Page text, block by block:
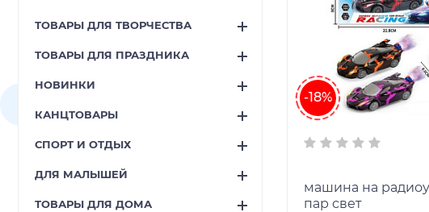
ТОВАРЫ ДЛЯ ТВОРЧЕСТВА
ТОВАРЫ ДЛЯ ПРАЗДНИКА
НОВИНКИ
КАНЦТОВАРЫ
СПОРТ И ОТДЫХ
ДЛЯ МАЛЫШЕЙ
ТОВАРЫ ДЛЯ ДОМА
-18%
машина на
пар свет